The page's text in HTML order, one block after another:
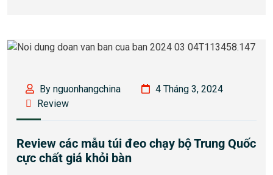
By nguonhangchina
4 Tháng 3, 2024
Review
Review các mẫu túi đeo chạy bộ Trung Quốc
cực chất giá khỏi bàn